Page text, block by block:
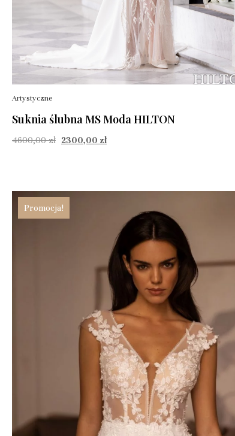
Artystyczne
Suknia ślubna MS Moda HILTON
4600,00zł 2300,00 zł
Promocja!